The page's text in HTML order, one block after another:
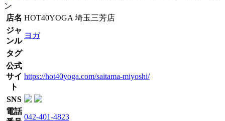
ン
店名 HOT40YOGA 埼玉三芳店
ジャ
ンル
ヨガ
タグ
公式
サイ
ト
https://hot40yoga.com/saitama-miyoshi/
SNS
電話
042-401-4823